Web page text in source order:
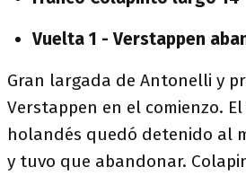
Vuelta 1 - Verstappen
Gran largada de Antonelli y
Verstappen en el comienzo.
holandés quedó detenido al
y tuvo que abandonar.